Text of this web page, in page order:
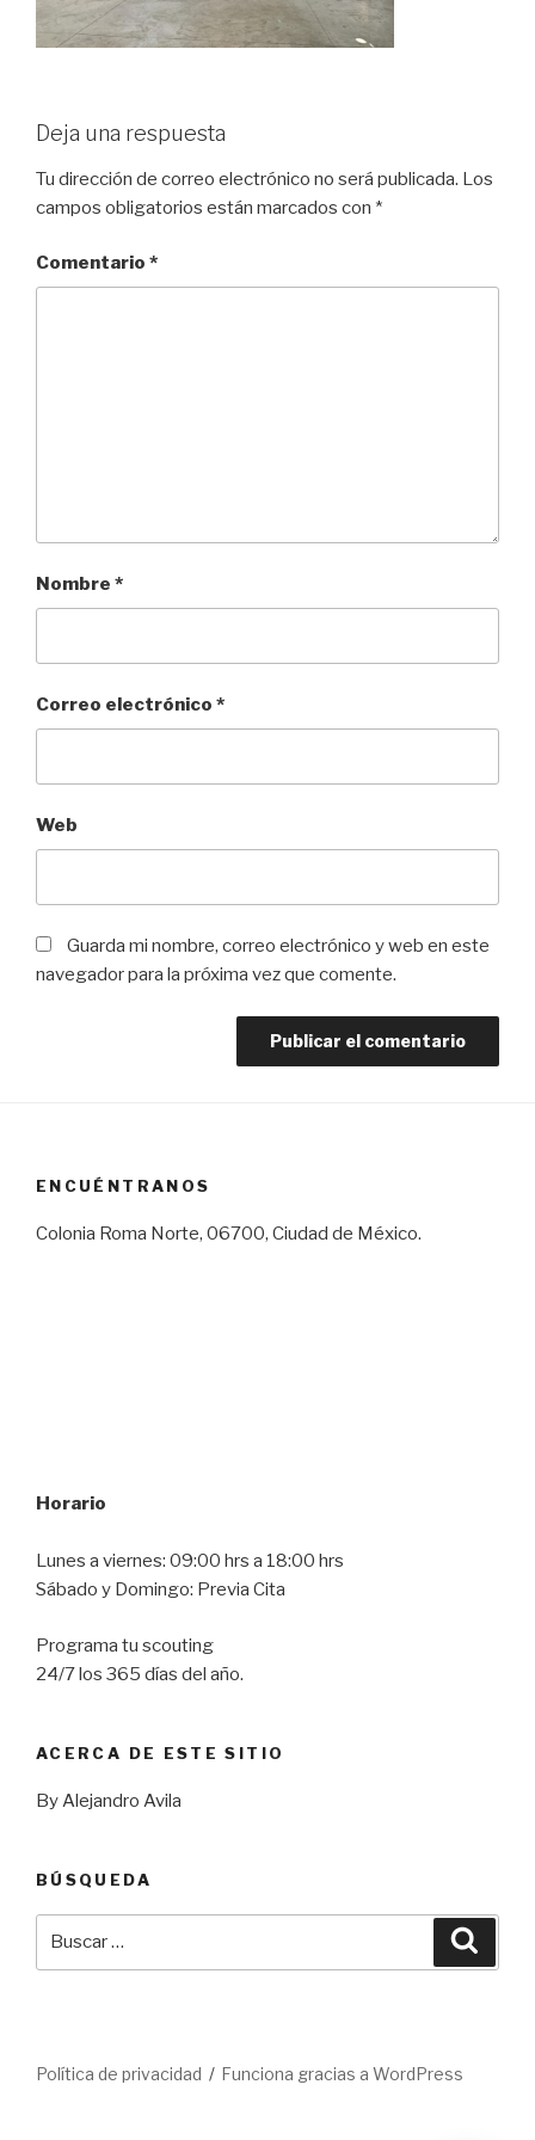
Deja una respuesta
Tu dirección de correo electrónico no será publicada. Los
campos obligatorios están marcados con *
Comentario *
Nombre *
Correo electrónico *
Web
Guarda mi nombre, correo electrónico y web en este
navegador para la próxima vez que comente.
ENCUÉNTRANOS
Colonia Roma Norte, 06700, Ciudad de México.
Horario
Lunes a viernes: 09:00 hrs a 18:00 hrs
Sábado y Domingo: Previa Cita
Programa tu scouting
24/7 los 365 días del año.
ACERCA DE ESTE SITIO
By Alejandro Avila
BÚSQUEDA
Política de privacidad Funciona gracias a WordPress